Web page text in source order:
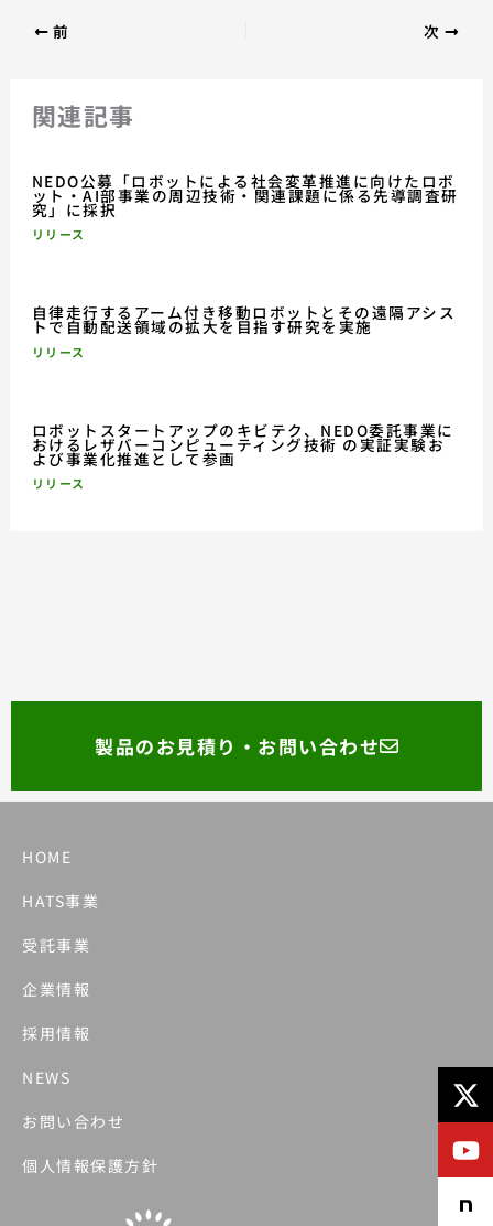
X-
前 次
関連記事
NEDO公募「ロボットによる社会変革推進に向けたロボ
ット・AI部事業の周辺技術・関連課題に係る先導調査研
究」に採択
リリース
自律走行するアーム付き移動ロボットとその遠隔アシス
トで自動配送領域の拡大を目指す研究を実施
リリース
ロボットスタートアップのキビテク、NEDO委託事業に
おけるレザバーコンピューティング技術 の実証実験お
よび事業化推進として参画
リリース
製品のお見積り・お問い合わせ
HOME
HATS事業
受託事業
企業情報
採用情報
NEWS
お問い合わせ
個人情報保護方針